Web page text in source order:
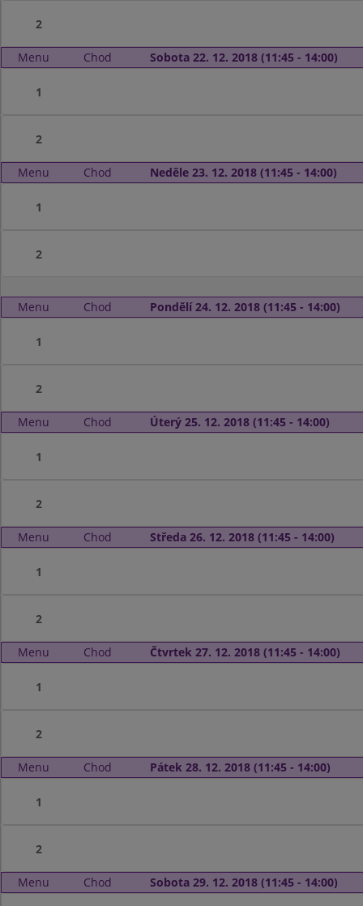
2
Menu Chod Sobota 22. 12. 2018 (11:45 - 14:00)
1
2
Menu Chod Neděle 23. 12. 2018 (11:45 - 14:00)
1
2
Menu Chod Pondělí 24. 12. 2018 (11:45 - 14:00)
1
2
Menu Chod Úterý 25. 12. 2018 (11:45 - 14:00)
1
2
Menu Chod Středa 26. 12. 2018 (11:45 - 14:00)
1
2
Menu Chod Čtvrtek 27. 12. 2018 (11:45 - 14:00)
1
2
Menu Chod Pátek 28. 12. 2018 (11:45 - 14:00)
1
2
Menu Chod Sobota 29. 12. 2018 (11:45 - 14:00)